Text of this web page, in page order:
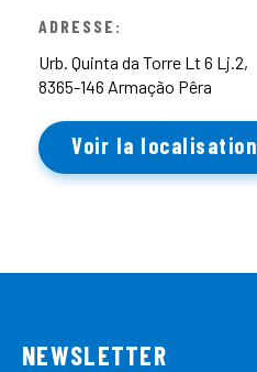
ADRESSE:
Urb. Quinta da Torre Lt 6 Lj.2,
8365-146 Armação Pêra
Voir la localisation
NEWSLETTER